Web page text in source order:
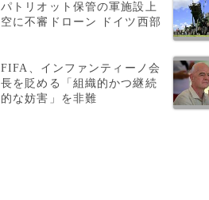
パトリオット保管の軍施設上
空に不審ドローン ドイツ西部
FIFA、インファンティーノ会
長を貶める「組織的かつ継続
的な妨害」を非難